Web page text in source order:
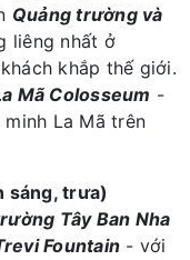
Quảng trường và
liêng nhất ở
khắp thế giới.
Mã Colosseum -
La Mã trên
sáng, trưa)
Tây Ban Nha
Fountain - với